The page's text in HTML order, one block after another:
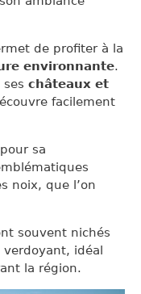
de profiter à la
environnante.
ses châteaux et
facilement
sa
noix, que l’on
souvent nichés
idéal
la région.